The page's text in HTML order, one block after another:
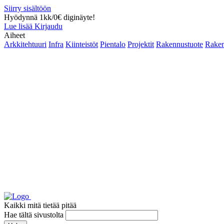
Siirry sisältöön
Hyödynnä 1kk/0€ diginäyte!
Lue lisää Kirjaudu
Aiheet
Arkkitehtuuri Infra Kiinteistöt Pientalo Projektit Rakennustuote
Kaikki mitä tietää pitää
Hae tältä sivustolta